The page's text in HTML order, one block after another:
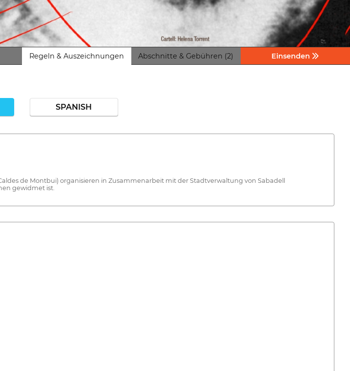
Regeln & Auszeichnungen Abschnitte & Gebühren (2) Einsenden
SPANISH
de Montbui) organisieren in Zusammenarbeit mit der Stadtverwaltung von Sabadell
gewidmet ist.